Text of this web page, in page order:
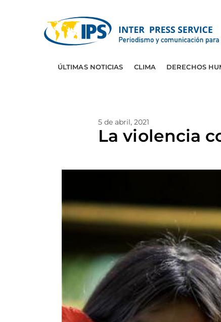
ÚLTIMAS NOTICIAS CLIMA DERECHOS
5 de abril, 2021
La violencia